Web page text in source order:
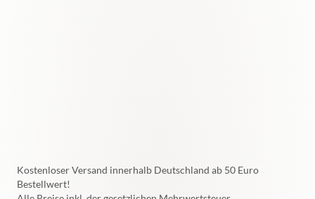
Kostenloser Versand innerhalb Deutschland ab 50 Euro
Bestellwert!